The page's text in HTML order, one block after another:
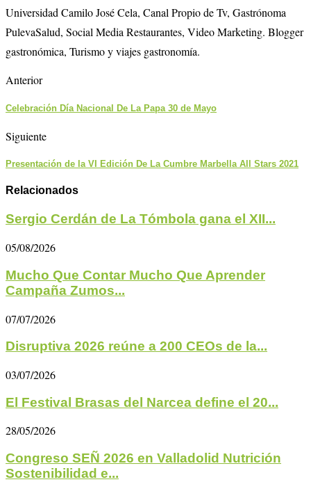
Universidad Camilo José Cela, Canal Propio de Tv, Gastrónoma
PulevaSalud, Social Media Restaurantes, Video Marketing. Blogger
gastronómica, Turismo y viajes gastronomía.
Anterior
Celebración Día Nacional De La Papa 30 de Mayo
Siguiente
Presentación de la VI Edición De La Cumbre Marbella All Stars 2021
Relacionados
Sergio Cerdán de La Tómbola gana el XII...
05/08/2026
Mucho Que Contar Mucho Que Aprender
Campaña Zumos...
07/07/2026
Disruptiva 2026 reúne a 200 CEOs de la...
03/07/2026
El Festival Brasas del Narcea define el 20...
28/05/2026
Congreso SEÑ 2026 en Valladolid Nutrición
Sostenibilidad e...